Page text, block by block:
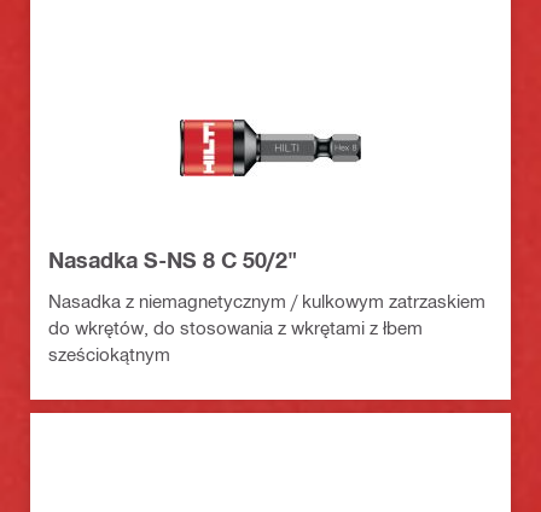
Nasadka S-NS 8 C 50/2"
Nasadka z niemagnetycznym / kulkowym zatrzaskiem
do wkrętów, do stosowania z wkrętami z łbem
sześciokątnym